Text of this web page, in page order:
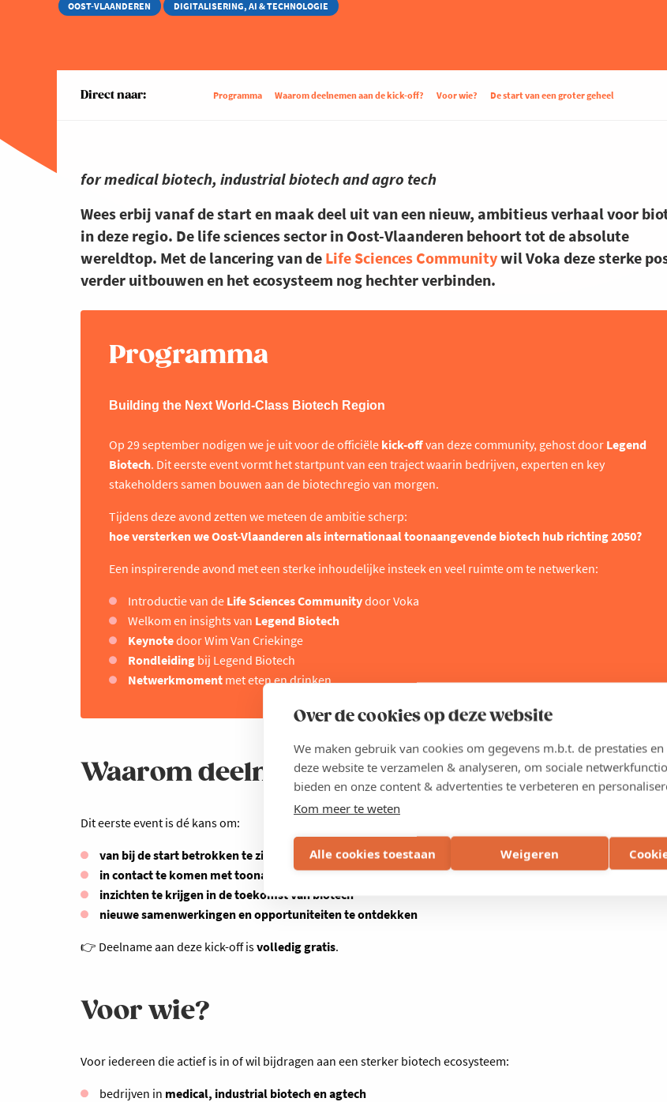
Over de cookies op deze website
We maken gebruik van cookies om gegevens m.b.t. de prestaties
deze website te verzamelen & analyseren, om sociale
bieden en onze content & advertenties te verbeteren en
Kom meer te weten
Alle cookies toestaan Weigeren
OOST-VLAANDEREN DIGITALISERING, AI & TECHNOLOGIE
Direct naar: Programma Waarom deelnemen aan de kick-off? Voor wie? De start van een groter geheel
for medical biotech, industrial biotech and agro tech
Wees erbij vanaf de start en maak deel uit van een nieuw, ambitieus verhaal voor
in deze regio. De life sciences sector in Oost-Vlaanderen behoort tot de absolute
wereldtop. Met de lancering van de Life Sciences Communitywil Voka deze sterke
verder uitbouwen en het ecosysteem nog hechter verbinden.
Programma
Building the Next World-Class Biotech Region
Op 29 september nodigen we je uit voor de officiële kick-offvan deze community, gehost door Legend
Biotech. Dit eerste event vormt het startpunt van een traject waarin bedrijven, experten en key
stakeholders samen bouwen aan de biotechregio van morgen.
Tijdens deze avond zetten we meteen de ambitie scherp:
hoe versterken we Oost-Vlaanderen als internationaal toonaangevende biotech hub richting 2050?
Een inspirerende avond met een sterke inhoudelijke insteek en veel ruimte om te netwerken:
Introductie van de Life Sciences Communitydoor Voka
Welkom en insights van Legend Biotech
Keynotedoor Wim Van Criekinge
Rondleiding bij Legend Biotech
Netwerkmoment met eten en drinken
Waarom deelnemen aan de kick-off?
Dit eerste event is dé kans om:
van bij de start betrokken te zijn
bij een sterk nieuw initiatief
in contact te komen met toonaangevende spelersuit de sector
inzichten te krijgen in de toekomst van biotech
nieuwe samenwerkingen en opportuniteiten te ontdekken
👉 Deelname aan deze kick-off isvolledig gratis.
Voor wie?
Voor iedereen die actief is in of wil bijdragen aan een sterker biotech ecosysteem:
bedrijven in medical, industrial biotech en agtech